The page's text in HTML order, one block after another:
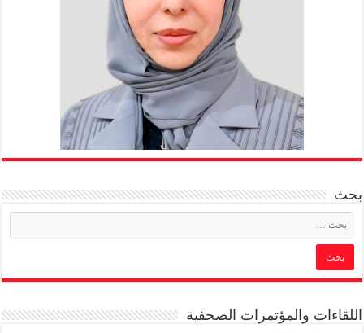
بحث
اللقاءات والمؤتمرات الصحفية